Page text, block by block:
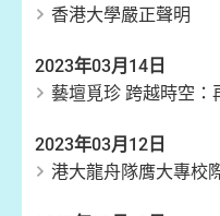
香港大學嚴正聲明
2023年03月14日
藝壇覓珍 跨越時空：
2023年03月12日
港大龍舟隊膺大專校